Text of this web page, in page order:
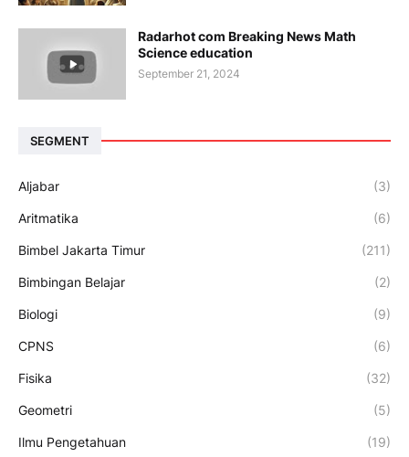
Radarhot com Breaking News Math
Science education
September 21, 2024
SEGMENT
Aljabar (3)
Aritmatika (6)
Bimbel Jakarta Timur (211)
Bimbingan Belajar (2)
Biologi (9)
CPNS (6)
Fisika (32)
Geometri (5)
Ilmu Pengetahuan (19)